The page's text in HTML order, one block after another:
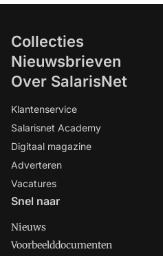
Collecties
Nieuwsbrieven
Over SalarisNet
Klantenservice
Salarisnet Academy
Digitaal magazine
Adverteren
Vacatures
Snel naar
Nieuws
Voorbeelddocumenten